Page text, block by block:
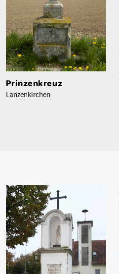
Prinzenkreuz
Lanzenkirchen